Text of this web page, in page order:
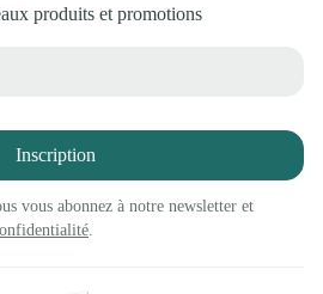
produits et promotions
Inscription
vous abonnez à notre newsletter et
.